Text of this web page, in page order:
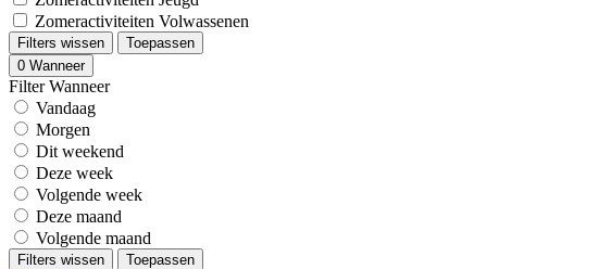
Zomeractiviteiten Volwassenen
Filters wissen
Toepassen
0 Wanneer
Filter Wanneer
Vandaag
Morgen
Dit weekend
Deze week
Volgende week
Deze maand
Volgende maand
Filters wissen Toepassen